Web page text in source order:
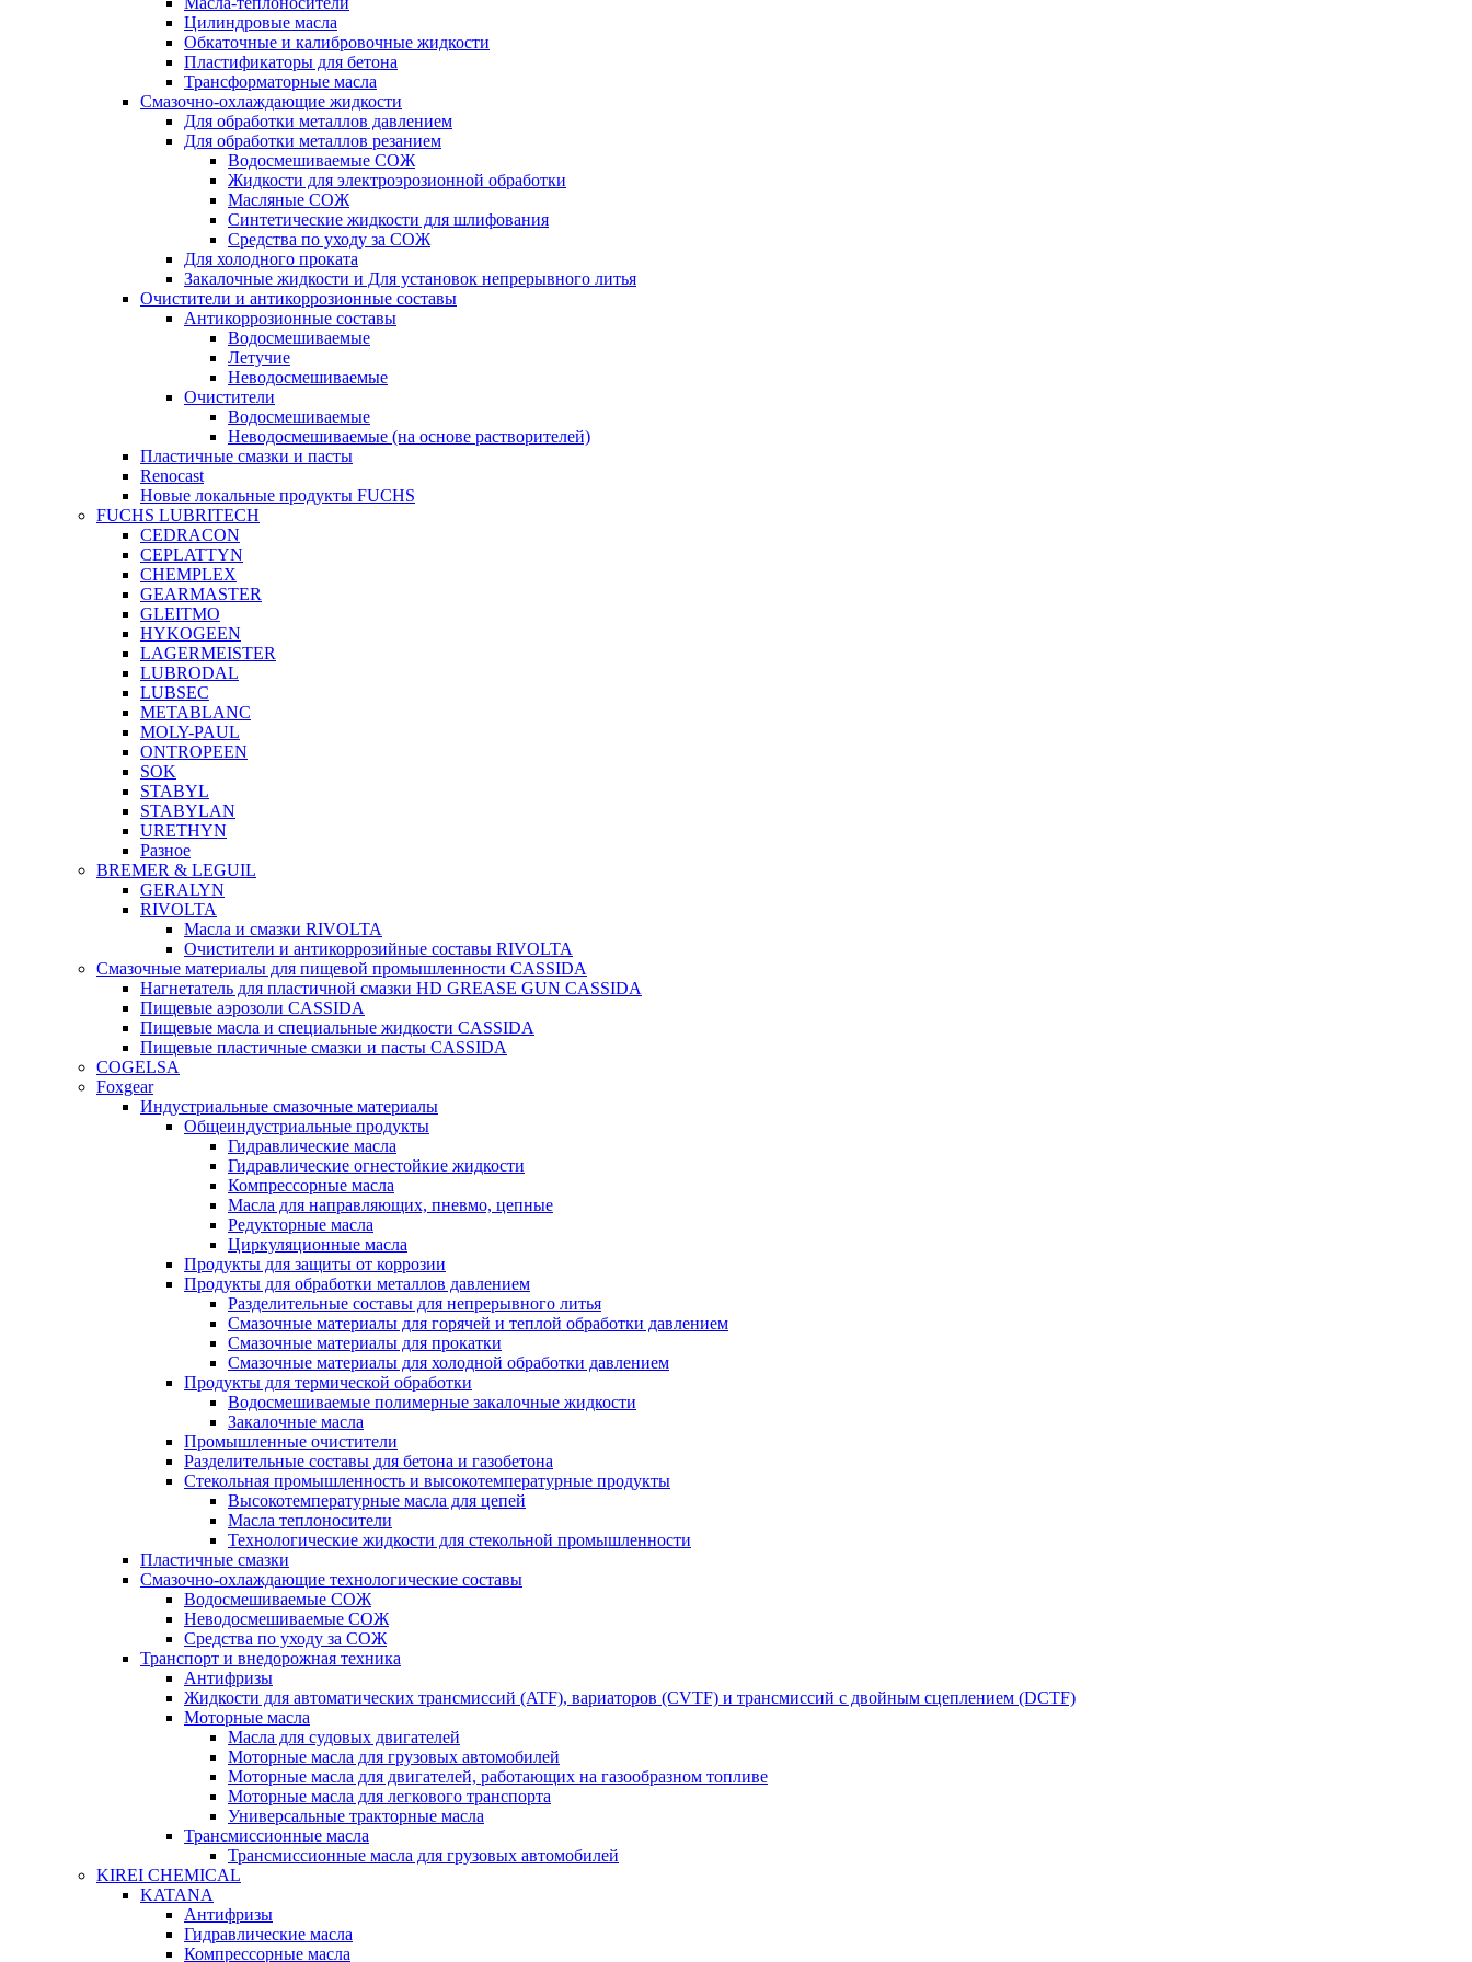
Цилиндровые масла
Обкаточные и калибровочные жидкости
Пластификаторы для бетона
Трансформаторные масла
Смазочно-охлаждающие жидкости
Для обработки металлов давлением
Для обработки металлов резанием
Водосмешиваемые СОЖ
Жидкости для электроэрозионной обработки
Масляные СОЖ
Синтетические жидкости для шлифования
Средства по уходу за СОЖ
Для холодного проката
Закалочные жидкости и Для установок непрерывного литья
Очистители и антикоррозионные составы
Антикоррозионные составы
Водосмешиваемые
Летучие
Неводосмешиваемые
Очистители
Водосмешиваемые
Неводосмешиваемые (на основе растворителей)
Пластичные смазки и пасты
Renocast
Новые локальные продукты FUCHS
FUCHS LUBRITECH
CEDRACON
CEPLATTYN
CHEMPLEX
GEARMASTER
GLEITMO
HYKOGEEN
LAGERMEISTER
LUBRODAL
LUBSEC
METABLANC
MOLY-PAUL
ONTROPEEN
SOK
STABYL
STABYLAN
URETHYN
Разное
BREMER & LEGUIL
GERALYN
RIVOLTA
Масла и смазки RIVOLTA
Очистители и антикоррозийные составы RIVOLTA
Смазочные материалы для пищевой промышленности CASSIDA
Нагнетатель для пластичной смазки HD GREASE GUN CASSIDA
Пищевые аэрозоли CASSIDA
Пищевые масла и специальные жидкости CASSIDA
Пищевые пластичные смазки и пасты CASSIDA
COGELSA
Foxgear
Индустриальные смазочные материалы
Общеиндустриальные продукты
Гидравлические масла
Гидравлические огнестойкие жидкости
Компрессорные масла
Масла для направляющих, пневмо, цепные
Редукторные масла
Циркуляционные масла
Продукты для защиты от коррозии
Продукты для обработки металлов давлением
Разделительные составы для непрерывного литья
Смазочные материалы для горячей и теплой обработки давлением
Смазочные материалы для прокатки
Смазочные материалы для холодной обработки давлением
Продукты для термической обработки
Водосмешиваемые полимерные закалочные жидкости
Закалочные масла
Промышленные очистители
Разделительные составы для бетона и газобетона
Стекольная промышленность и высокотемпературные продукты
Высокотемпературные масла для цепей
Масла теплоносители
Технологические жидкости для стекольной промышленности
Пластичные смазки
Смазочно-охлаждающие технологические составы
Водосмешиваемые СОЖ
Неводосмешиваемые СОЖ
Средства по уходу за СОЖ
Транспорт и внедорожная техника
Антифризы
Жидкости для автоматических трансмиссий (ATF), вариаторов (CVTF) и трансмиссий с двойным сцеплением (DCTF)
Моторные масла
Масла для судовых двигателей
Моторные масла для грузовых автомобилей
Моторные масла для двигателей, работающих на газообразном топливе
Моторные масла для легкового транспорта
Универсальные тракторные масла
Трансмиссионные масла
Трансмиссионные масла для грузовых автомобилей
KIREI CHEMICAL
KATANA
Антифризы
Гидравлические масла
Компрессорные масла